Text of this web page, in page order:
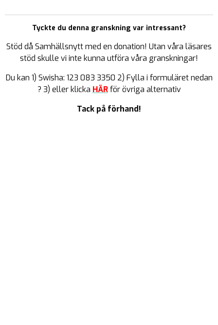
Tyckte du denna granskning var intressant?
Stöd då Samhällsnytt med en donation! Utan våra läsares
stöd skulle vi inte kunna utföra våra granskningar!
Du kan 1) Swisha: 123 083 3350 2) Fylla i formuläret nedan
? 3) eller klicka HÄRför övriga alternativ
Tack på förhand!